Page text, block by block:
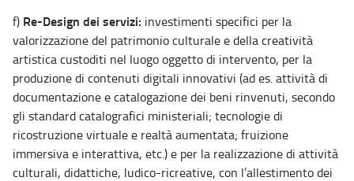
f) Re-Design dei servizi: investimenti specifici per la
valorizzazione del patrimonio culturale e della creatività
artistica custoditi nel luogo oggetto di intervento, per la
produzione di contenuti digitali innovativi (ad es. attività di
documentazione e catalogazione dei beni rinvenuti, secondo
gli standard catalografici ministeriali; tecnologie di
ricostruzione virtuale e realtà aumentata; fruizione
immersiva e interattiva, etc.) e per la realizzazione di attività
culturali, didattiche, ludico-ricreative, con l’allestimento dei